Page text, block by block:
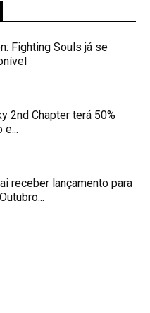
Fighting Souls já se
2nd Chapter terá 50%
e...
receber lançamento para